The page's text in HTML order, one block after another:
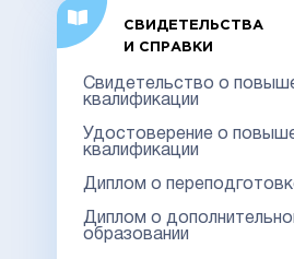
СВИДЕТЕЛЬСТВА
И СПРАВКИ
Свидетельство о
квалификации
Удостоверение о
квалификации
Диплом о
Диплом о
образовании